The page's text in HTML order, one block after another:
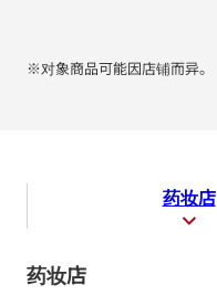
※对象商品可能因店铺而异。
药妆店
药妆店